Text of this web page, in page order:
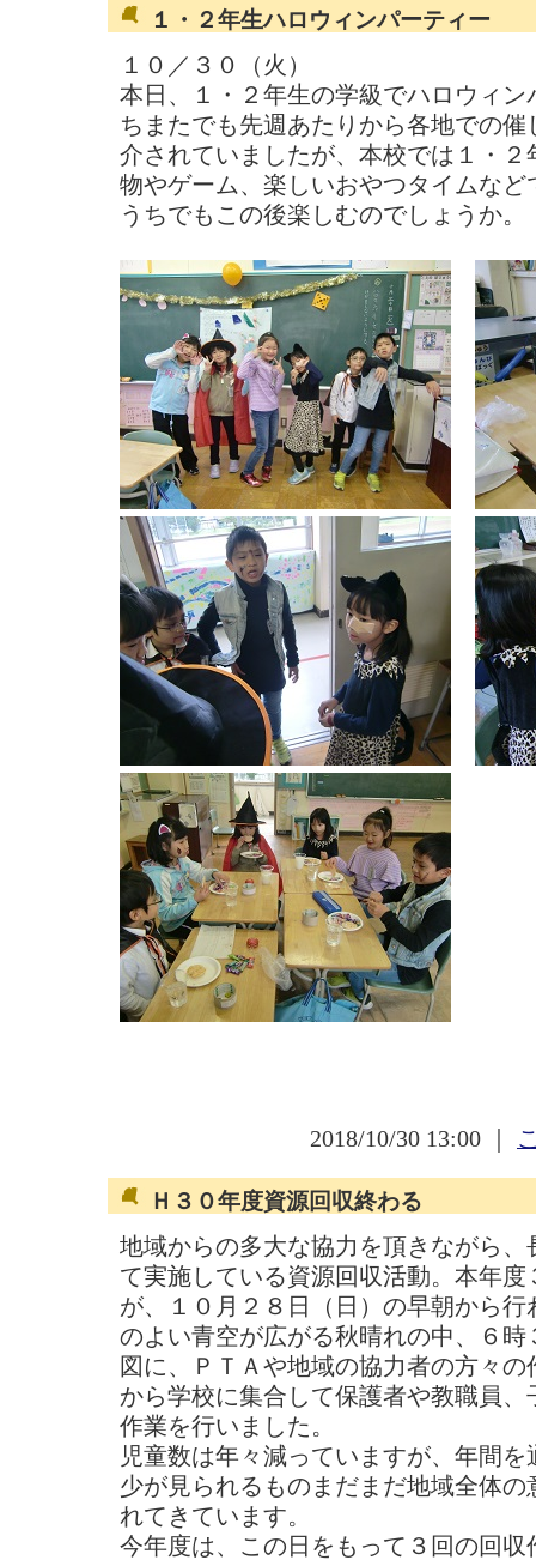
１・２年生ハロウィンパーティー
１０／３０（火）
本日、１・２年生の学級でハロウィ
ちまたでも先週あたりから各地での
介されていましたが、本校では１・
物やゲーム、楽しいおやつタイムな
うちでもこの後楽しむのでしょうか。
2018/10/30 13:00 ｜
Ｈ３０年度資源回収終わる
地域からの多大な協力を頂きながら
て実施している資源回収活動。本年
が、１０月２８日（日）の早朝から
のよい青空が広がる秋晴れの中、６
図に、ＰＴＡや地域の協力者の方々
から学校に集合して保護者や教職員
作業を行いました。
児童数は年々減っていますが、年間
少が見られるものまだまだ地域全体
れてきています。
今年度は、この日をもって３回の回